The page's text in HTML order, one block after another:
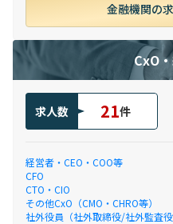
金融機関の
CxO
求人数 21件
経営者・CEO・COO等
CFO
CTO・CIO
その他CxO（CMO・CHRO等）
社外役員（社外取締役/社外監査役